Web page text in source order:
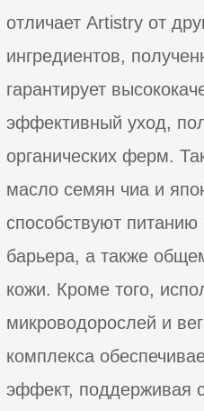
отличает Artistry от
ингредиентов,
гарантирует
эффективный уход,
органических ферм.
масло семян чиа и
способствуют
барьера, а также
кожи. Кроме того,
микроводорослей и
комплекса
эффект, поддерживая